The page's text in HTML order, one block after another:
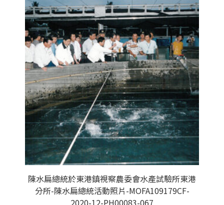
陳水扁總統於東港鎮視察農委會水產試驗所東港
分所-陳水扁總統活動照片-MOFA109179CF-
2020-12-PH00083-067